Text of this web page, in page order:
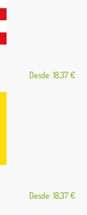
Desde: 18,37 €
Desde: 18,37 €